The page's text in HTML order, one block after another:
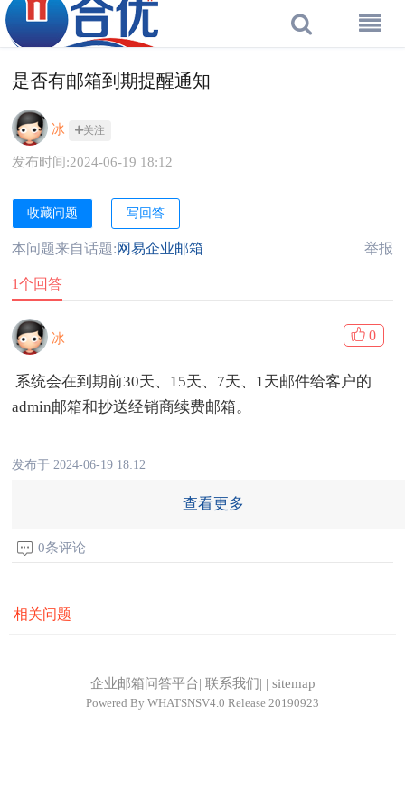
是否有邮箱到期提醒通知
冰 关注
发布时间:2024-06-19 18:12
收藏问题 写回答
本问题来自话题:网易企业邮箱 举报
1个回答
冰 0
系统会在到期前30天、15天、7天、1天邮件给客户的
admin邮箱和抄送经销商续费邮箱。
发布于 2024-06-19 18:12
查看更多
0条评论
相关问题
企业邮箱问答平台| 联系我们 | | sitemap
Powered By WHATSNSV4.0 Release 20190923